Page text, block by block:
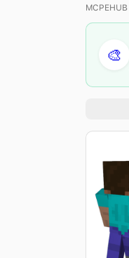
MCPEHUB
🎨